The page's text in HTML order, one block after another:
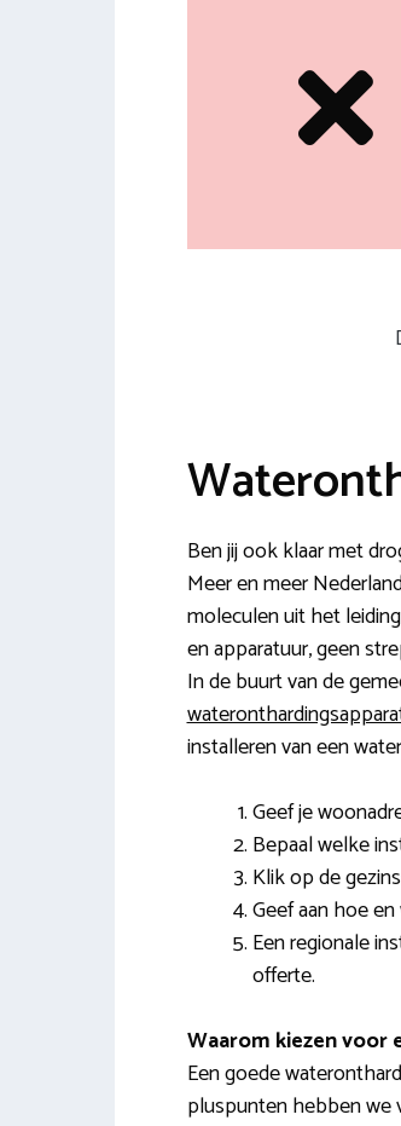
Ben jij ook klaar met
Meer en meer
moleculen uit het
en apparatuur, geen
In de buurt van de
installeren van een
Geef je
Bepaal welke
Klik op de
Geef aan hoe
Een regionale
offerte.
Waarom kiezen voor
Een goede
pluspunten hebben we